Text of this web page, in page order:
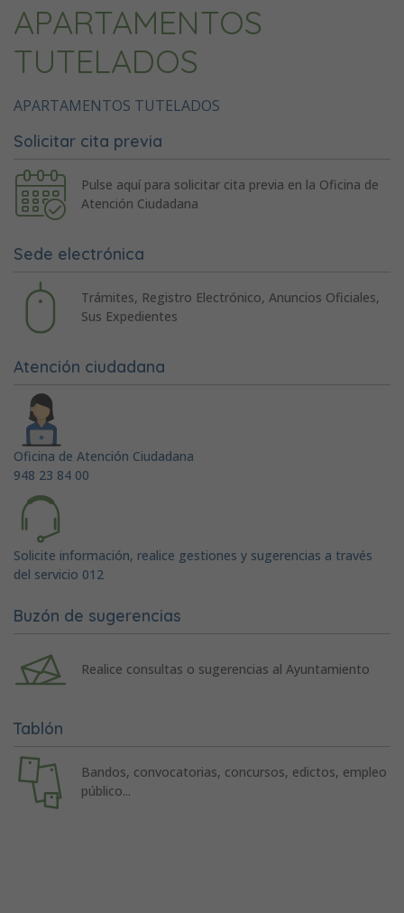
APARTAMENTOS
TUTELADOS
APARTAMENTOS TUTELADOS
Solicitar cita previa
Pulse aquí para solicitar cita previa en la Oficina de
Atención Ciudadana
Sede electrónica
Trámites, Registro Electrónico, Anuncios Oficiales,
Sus Expedientes
Atención ciudadana
Oficina de Atención Ciudadana
948 23 84 00
Solicite información, realice gestiones y sugerencias a través
del servicio 012
Buzón de sugerencias
Realice consultas o sugerencias al Ayuntamiento
Tablón
Bandos, convocatorias, concursos, edictos, empleo
público...